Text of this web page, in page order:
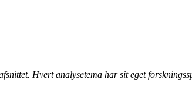
Hvert analysetema har sit eget